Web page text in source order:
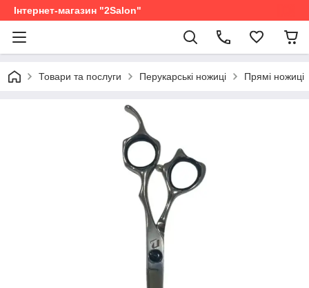
Інтернет-магазин "2Salon"
Товари та послуги Перукарські ножиці Прямі ножиці